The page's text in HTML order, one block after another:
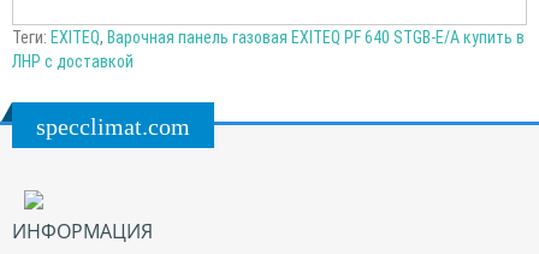
Теги: EXITEQ, Варочная панель газовая EXITEQ PF 640 STGB-E/A купить в
ЛНР с доставкой
specclimat.com
ИНФОРМАЦИЯ